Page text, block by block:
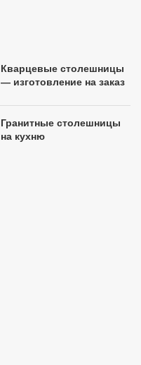
Кварцевые столешницы
— изготовление на заказ
Гранитные столешницы
на кухню